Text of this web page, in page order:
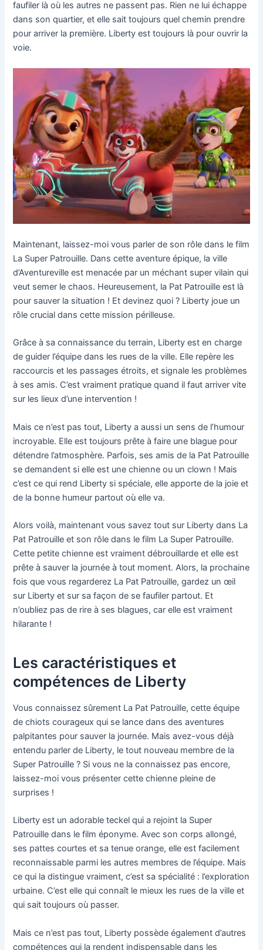
faufiler là où les autres ne passent pas. Rien ne lui échappe
dans son quartier, et elle sait toujours quel chemin prendre
pour arriver la première. Liberty est toujours là pour ouvrir la
voie.
Maintenant, laissez-moi vous parler de son rôle dans le film
La Super Patrouille. Dans cette aventure épique, la ville
d’Aventureville est menacée par un méchant super vilain qui
veut semer le chaos. Heureusement, la Pat Patrouille est là
pour sauver la situation ! Et devinez quoi ? Liberty joue un
rôle crucial dans cette mission périlleuse.
Grâce à sa connaissance du terrain, Liberty est en charge
de guider l’équipe dans les rues de la ville. Elle repère les
raccourcis et les passages étroits, et signale les problèmes
à ses amis. C’est vraiment pratique quand il faut arriver vite
sur les lieux d’une intervention !
Mais ce n’est pas tout, Liberty a aussi un sens de l’humour
incroyable. Elle est toujours prête à faire une blague pour
détendre l’atmosphère. Parfois, ses amis de la Pat Patrouille
se demandent si elle est une chienne ou un clown ! Mais
c’est ce qui rend Liberty si spéciale, elle apporte de la joie et
de la bonne humeur partout où elle va.
Alors voilà, maintenant vous savez tout sur Liberty dans La
Pat Patrouille et son rôle dans le film La Super Patrouille.
Cette petite chienne est vraiment débrouillarde et elle est
prête à sauver la journée à tout moment. Alors, la prochaine
fois que vous regarderez La Pat Patrouille, gardez un œil
sur Liberty et sur sa façon de se faufiler partout. Et
n’oubliez pas de rire à ses blagues, car elle est vraiment
hilarante !
Les caractéristiques et
compétences de Liberty
Vous connaissez sûrement La Pat Patrouille, cette équipe
de chiots courageux qui se lance dans des aventures
palpitantes pour sauver la journée. Mais avez-vous déjà
entendu parler de Liberty, le tout nouveau membre de la
Super Patrouille ? Si vous ne la connaissez pas encore,
laissez-moi vous présenter cette chienne pleine de
surprises !
Liberty est un adorable teckel qui a rejoint la Super
Patrouille dans le film éponyme. Avec son corps allongé,
ses pattes courtes et sa tenue orange, elle est facilement
reconnaissable parmi les autres membres de l’équipe. Mais
ce qui la distingue vraiment, c’est sa spécialité : l’exploration
urbaine. C’est elle qui connaît le mieux les rues de la ville et
qui sait toujours où passer.
Mais ce n’est pas tout, Liberty possède également d’autres
compétences qui la rendent indispensable dans les